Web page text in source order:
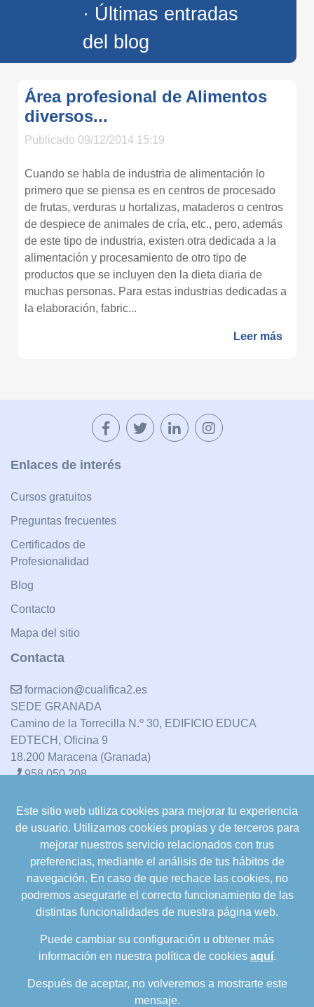
· Últimas entradas
del blog
Área profesional de Alimentos
diversos...
Publicado 09/12/2014 15:19
Cuando se habla de industria de alimentación lo
primero que se piensa es en centros de procesado
de frutas, verduras u hortalizas, mataderos o centros
de despiece de animales de cría, etc., pero, además
de este tipo de industria, existen otra dedicada a la
alimentación y procesamiento de otro tipo de
productos que se incluyen den la dieta diaria de
muchas personas. Para estas industrias dedicadas a
la elaboración, fabric...
Leer más
Enlaces de interés
Cursos gratuitos
Preguntas frecuentes
Certificados de
Profesionalidad
Blog
Contacto
Mapa del sitio
Contacta
formacion@cualifica2.es
SEDE GRANADA
Camino de la Torrecilla N.º 30, EDIFICIO EDUCA
EDTECH, Oficina 9
18.200 Maracena (Granada)
958 050 208
formacion@cualifica2.es
SEDE POZO ALCÓN
Pol. Ind. "La Asomadilla",
Nave 5-6 y anexos
23485 Pozo Alcón (Jaén)
958 050 208
958 991 970
Este sitio web utiliza cookies para mejorar tu experiencia
de usuario. Utilizamos cookies propias y de terceros para
mejorar nuestros servicio relacionados con trus
preferencias, mediante el análisis de tus hábitos de
navegación. En caso de que rechace las cookies, no
podremos asegurarle el correcto funcionamiento de las
distintas funcionalidades de nuestra página web.
Puede cambiar su configuración u obtener más
información en nuestra política de cookies aquí.
Después de aceptar, no volveremos a mostrarte este
mensaje.